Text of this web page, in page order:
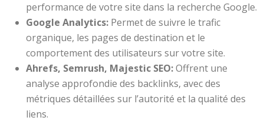
performance de votre site dans la recherche Google.
Google Analytics: Permet de suivre le trafic
organique, les pages de destination et le
comportement des utilisateurs sur votre site.
Ahrefs, Semrush, Majestic SEO:Offrent une
analyse approfondie des backlinks, avec des
métriques détaillées sur l’autorité et la qualité des
liens.